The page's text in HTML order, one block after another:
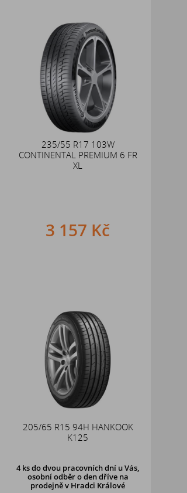
235/55 R17 103W
CONTINENTAL PREMIUM 6 FR
XL
3 157 Kč
205/65 R15 94H HANKOOK
K125
4 ksdo dvou pracovních dní u Vás,
osobní odběr o den dřívena
prodejně v Hradci Králové